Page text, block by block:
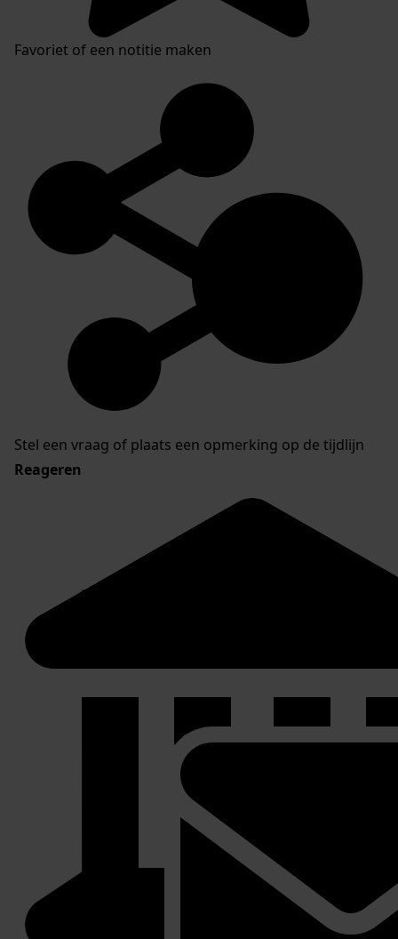
Favoriet of een notitie maken
Stel een vraag of plaats een opmerking op de tijdlijn
Reageren